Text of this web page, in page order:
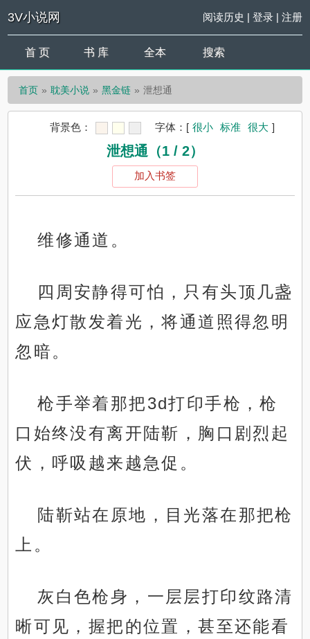
3V小说网 阅读历史 | 登录| 注册
首 页 书 库 全本 搜索
首页 耽美小说 黑金链 泄想通
背景色： 字体： [ 很小 标准 很大 ]
泄想通（1 / 2）
加入书签
维修通道。
四周安静得可怕，只有头顶几盏
应急灯散发着光，将通道照得忽明
忽暗。
枪手举着那把3d打印手枪，枪
口始终没有离开陆靳，胸口剧烈起
伏，呼吸越来越急促。
陆靳站在原地，目光落在那把枪
上。
灰白色枪身，一层层打印纹路清
晰可见，握把的位置，甚至还能看